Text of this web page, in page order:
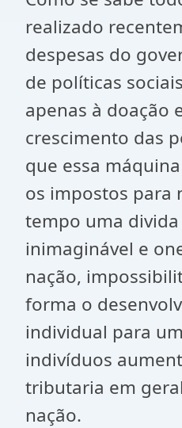
realizado
despesas do
de políticas
apenas à doação
crescimento das
que essa
os impostos para
tempo uma
inimaginável e
nação,
forma o
individual para
indivíduos
tributaria em
nação.